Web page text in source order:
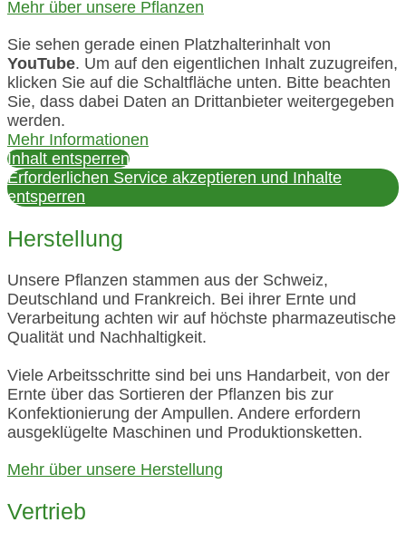
Mehr über unsere Pflanzen
Sie sehen gerade einen Platzhalterinhalt von
YouTube. Um auf den eigentlichen Inhalt zuzugreifen,
klicken Sie auf die Schaltfläche unten. Bitte beachten
Sie, dass dabei Daten an Drittanbieter weitergegeben
werden.
Mehr Informationen
Inhalt entsperren
Erforderlichen Service akzeptieren und Inhalte
entsperren
Herstellung
Unsere Pflanzen stammen aus der Schweiz,
Deutschland und Frankreich. Bei ihrer Ernte und
Verarbeitung achten wir auf höchste pharmazeutische
Qualität und Nachhaltigkeit.
Viele Arbeitsschritte sind bei uns Handarbeit, von der
Ernte über das Sortieren der Pflanzen bis zur
Konfektionierung der Ampullen. Andere erfordern
ausgeklügelte Maschinen und Produktionsketten.
Mehr über unsere Herstellung
Vertrieb